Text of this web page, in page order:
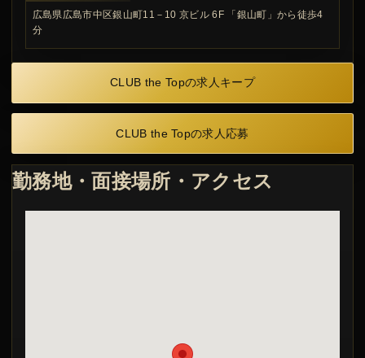
広島県広島市中区銀山町11－10 京ビル 6F 「銀山町」から徒歩4
分
CLUB the Topの求人キープ
CLUB the Topの求人応募
勤務地・面接場所・アクセス